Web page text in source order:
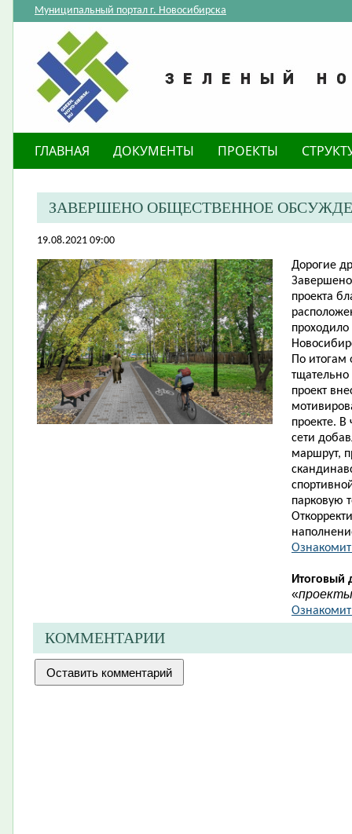
Муниципальный портал г. Новосибирска
ГЛАВНАЯ ДОКУМЕНТЫ ПРОЕКТЫ
ЗАВЕРШЕНО ОБЩЕСТВЕННОЕ
19.08.2021 09:00
Дорогие
проекта
По итогам
проект
проекте. В
сети
маршрут,
парковую
Итоговый
«проекты
КОММЕНТАРИИ